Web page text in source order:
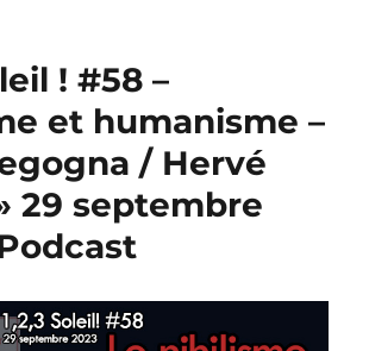
! #58 –
et humanisme –
/ Hervé
29 septembre